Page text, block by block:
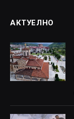
АКТУЕЛНО